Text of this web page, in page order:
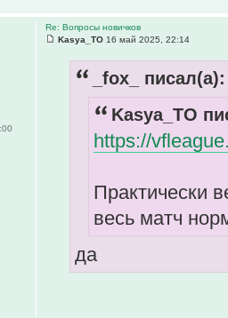
Re: Вопросы новичков
Kasya_TO 16 май 2025, 22:14
_fox_ писал(а):
Kasya_TO
https://
Практически
весь матч
да